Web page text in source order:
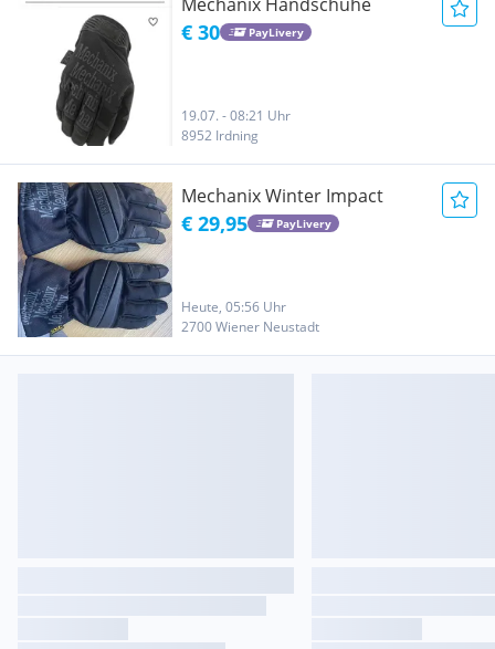
€ 30 PayLivery
19.07. - 08:21 Uhr
8952 Irdning
Mechanix Winter Impact
€ 29,95 PayLivery
Heute, 05:56 Uhr
2700 Wiener Neustadt